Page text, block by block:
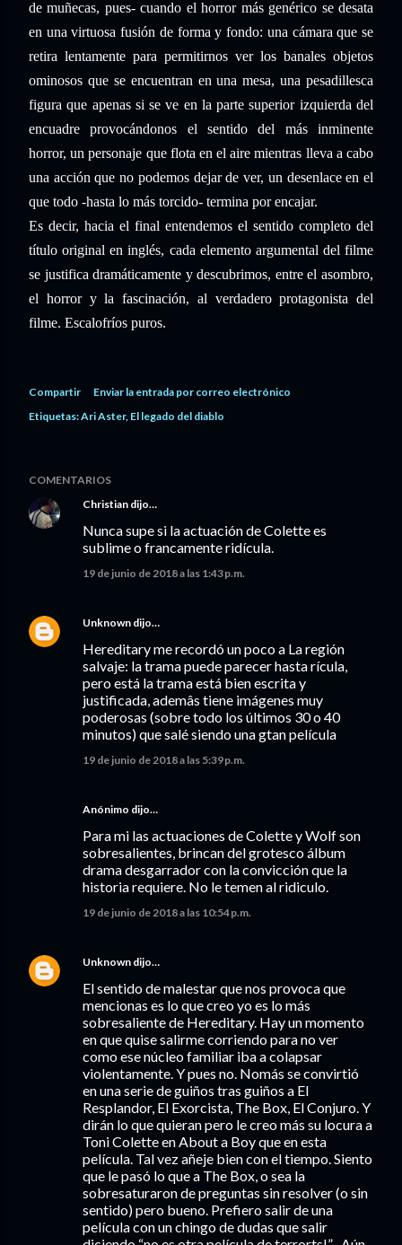
de muñecas, pues- cuando el horror más genérico se desata
en una virtuosa fusión de forma y fondo: una cámara que se
retira lentamente para permitirnos ver los banales objetos
ominosos que se encuentran en una mesa, una pesadillesca
figura que apenas si se ve en la parte superior izquierda del
encuadre provocándonos el sentido del más inminente
horror, un personaje que flota en el aire mientras lleva a cabo
una acción que no podemos dejar de ver, un desenlace en el
que todo -hasta lo más torcido- termina por encajar.
Es decir, hacia el final entendemos el sentido completo del
título original en inglés, cada elemento argumental del filme
se justifica dramáticamente y descubrimos, entre el asombro,
el horror y la fascinación, al verdadero protagonista del
filme. Escalofríos puros.
Compartir
Enviar la entrada por correo electrónico
Etiquetas:Ari Aster El legado del diablo
COMENTARIOS
Christian dijo…
Nunca supe si la actuación de Colette es
sublime o francamente ridícula.
19 de junio de 2018 a las 1:43 p.m.
Unknown dijo…
Hereditary me recordó un poco a La región
salvaje: la trama puede parecer hasta rícula,
pero está la trama está bien escrita y
justificada, ademâs tiene imágenes muy
poderosas (sobre todo los últimos 30 o 40
minutos) que salé siendo una gtan película
19 de junio de 2018 a las 5:39 p.m.
Anónimo dijo…
Para mi las actuaciones de Colette y Wolf son
sobresalientes, brincan del grotesco álbum
drama desgarrador con la convicción que la
historia requiere. No le temen al ridiculo.
19 de junio de 2018 a las 10:54 p.m.
Unknown dijo…
El sentido de malestar que nos provoca que
mencionas es lo que creo yo es lo más
sobresaliente de Hereditary. Hay un momento
en que quise salirme corriendo para no ver
como ese núcleo familiar iba a colapsar
violentamente. Y pues no. Nomás se convirtió
en una serie de guiños tras guiños a El
Resplandor, El Exorcista, The Box, El Conjuro. Y
dirán lo que quieran pero le creo más su locura a
Toni Colette en About a Boy que en esta
película. Tal vez añeje bien con el tiempo. Siento
que le pasó lo que a The Box, o sea la
sobresaturaron de preguntas sin resolver (o sin
sentido) pero bueno. Prefiero salir de una
película con un chingo de dudas que salir